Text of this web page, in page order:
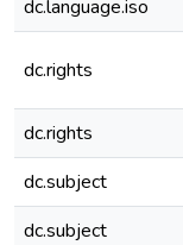
dc.language.iso
dc.rights
dc.rights
dc.subject
dc.subject